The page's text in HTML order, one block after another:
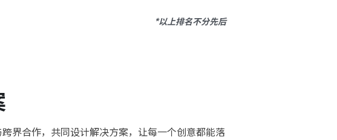
*以上排名不分先后
界合作，共同设计解决方案，让每一个创意都能落